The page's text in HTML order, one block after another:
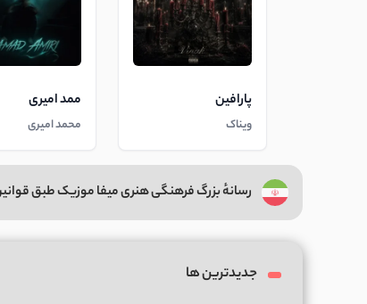
پارافین
ویناک
ممد امیری
محمد امیری
رسانهٔ بزرگ فرهنگی هنری میفا موزیک طبق
جدیدترین ها